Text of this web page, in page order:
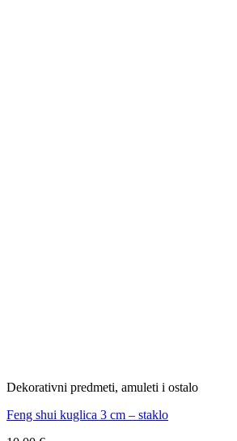
Dekorativni predmeti, amuleti i ostalo
Feng shui kuglica 3 cm – staklo